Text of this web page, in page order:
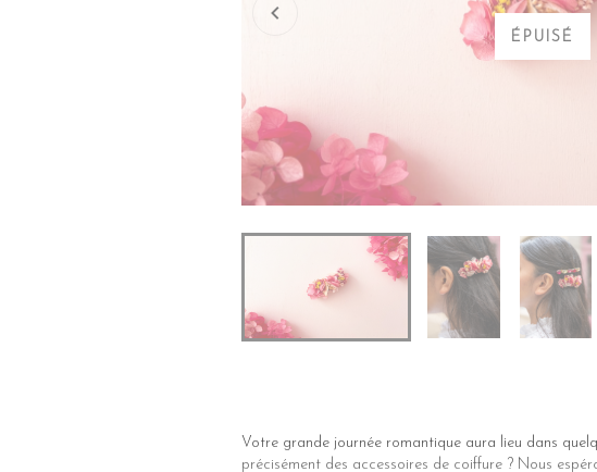
ÉPUISÉ
Votre grande journée romantique aura lieu dans
précisément des accessoires de coiffure ? Nous